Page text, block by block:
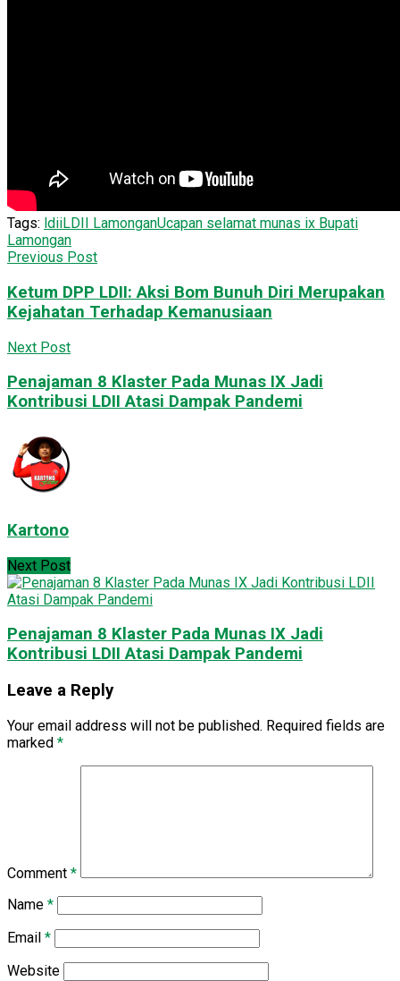
Tags: ldiiLDII LamonganUcapan selamat munas ix Bupati
Lamongan
Previous Post
Ketum DPP LDII: Aksi Bom Bunuh Diri Merupakan
Kejahatan Terhadap Kemanusiaan
Next Post
Penajaman 8 Klaster Pada Munas IX Jadi
Kontribusi LDII Atasi Dampak Pandemi
Kartono
Next Post
Penajaman 8 Klaster Pada Munas IX Jadi
Kontribusi LDII Atasi Dampak Pandemi
Leave a Reply
Your email address will not be published. Required fields are
marked *
Comment *
Name *
Email *
Website